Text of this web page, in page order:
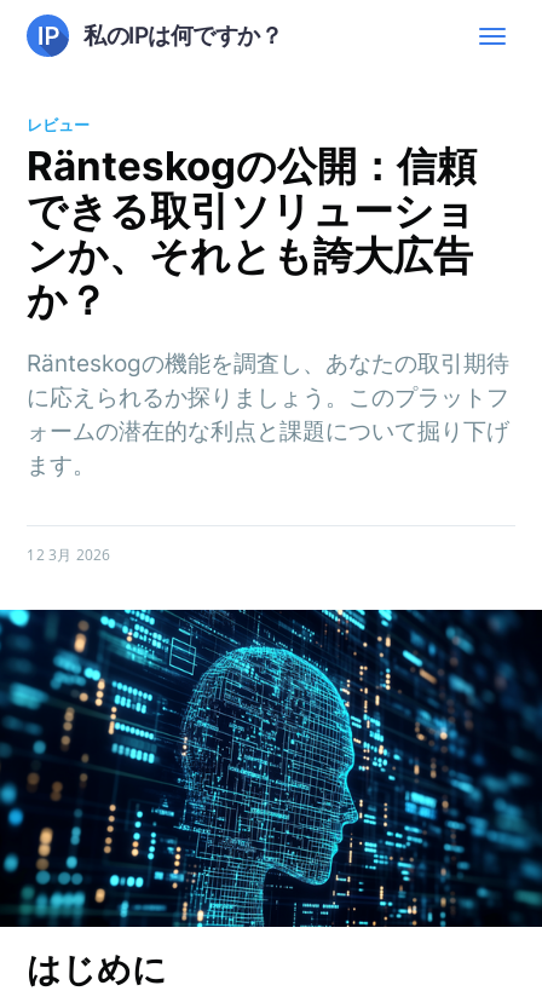
私のIPは何ですか？
レビュー
Ränteskogの公開：信頼
できる取引ソリューショ
ンか、それとも誇大広告
か？
Ränteskogの機能を調査し、あなたの取引期待
に応えられるか探りましょう。このプラットフ
ォームの潜在的な利点と課題について掘り下げ
ます。
12 3月 2026
はじめに